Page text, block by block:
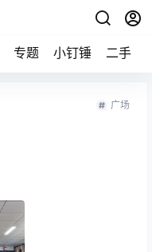
专题 小钉锤 二手
广场